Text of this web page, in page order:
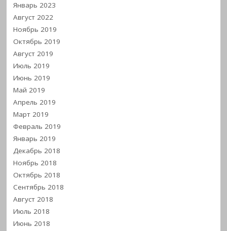
Январь 2023
Август 2022
Ноябрь 2019
Октябрь 2019
Август 2019
Июль 2019
Июнь 2019
Май 2019
Апрель 2019
Март 2019
Февраль 2019
Январь 2019
Декабрь 2018
Ноябрь 2018
Октябрь 2018
Сентябрь 2018
Август 2018
Июль 2018
Июнь 2018